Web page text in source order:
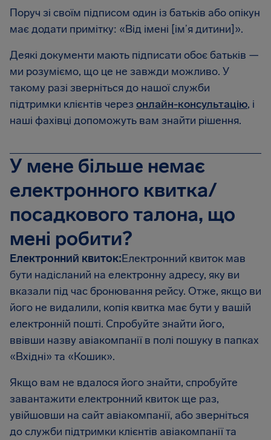
Поруч зі своїм підписом один із батьків або опікун
має додати примітку: «Від імені [ім’я дитини]».
Деякі документи мають підписати обоє батьків —
ми розуміємо, що це не завжди можливо. У
такому разі зверніться до нашої служби
підтримки клієнтів через онлайн-консультацію, і
наші фахівці допоможуть вам знайти рішення.
У мене більше немає
електронного квитка/
посадкового талона, що
мені робити?
Електронний квиток:Електронний квиток мав
бути надісланий на електронну адресу, яку ви
вказали під час бронювання рейсу. Отже, якщо ви
його не видалили, копія квитка має бути у вашій
електронній пошті. Спробуйте знайти його,
ввівши назву авіакомпанії в полі пошуку в папках
«Вхідні» та «Кошик».
Якщо вам не вдалося його знайти, спробуйте
завантажити електронний квиток ще раз,
увійшовши на сайт авіакомпанії, або зверніться
до служби підтримки клієнтів авіакомпанії та